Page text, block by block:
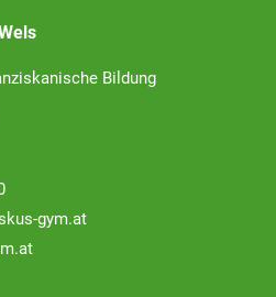
Bildung
gym.at